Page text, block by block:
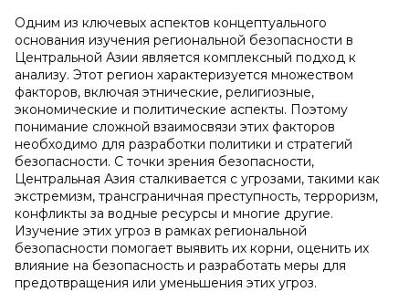
Одним из ключевых аспектов концептуального
основания изучения региональной безопасности в
Центральной Азии является комплексный подход к
анализу. Этот регион характеризуется множеством
факторов, включая этнические, религиозные,
экономические и политические аспекты. Поэтому
понимание сложной взаимосвязи этих факторов
необходимо для разработки политики и стратегий
безопасности. С точки зрения безопасности,
Центральная Азия сталкивается с угрозами, такими как
экстремизм, трансграничная преступность, терроризм,
конфликты за водные ресурсы и многие другие.
Изучение этих угроз в рамках региональной
безопасности помогает выявить их корни, оценить их
влияние на безопасность и разработать меры для
предотвращения или уменьшения этих угроз.